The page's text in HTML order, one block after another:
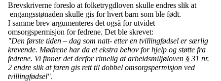
Brevskriverne foreslo at folketrygdloven skulle endres slik at
engangsstønaden skulle gis for hvert barn som ble født.
I samme brev argumenteres det også for utvidet
omsorgspermisjon for fedrene. Det ble skrevet:
"Den første tiden – dag som natt- etter en tvillingfødsel er særlig
krevende. Mødrene har da et ekstra behov for hjelp og støtte fra
fedrene. Vi finner det derfor rimelig at arbeidsmiljøloven § 31 nr.
2 endre slik at faren gis rett til dobbel omsorgspermisjon ved
tvillingfødsel".